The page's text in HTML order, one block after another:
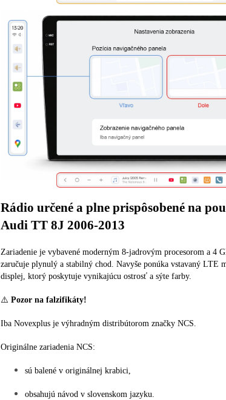
Rádio určené a plne prispôsobené na
Audi TT 8J 2006-2013
Zariadenie je vybavené moderným 8-jadrovým procesorom a 4
zaručuje plynulý a stabilný chod. Navyše ponúka vstavaný LTE
displej, ktorý poskytuje vynikajúcu ostrosť a sýte farby.
⚠️ Pozor na falzifikáty!
Iba Novexplus je výhradným distribútorom značky NCS.
Originálne zariadenia NCS:
sú balené v originálnej krabici,
obsahujú návod v slovenskom jazyku.